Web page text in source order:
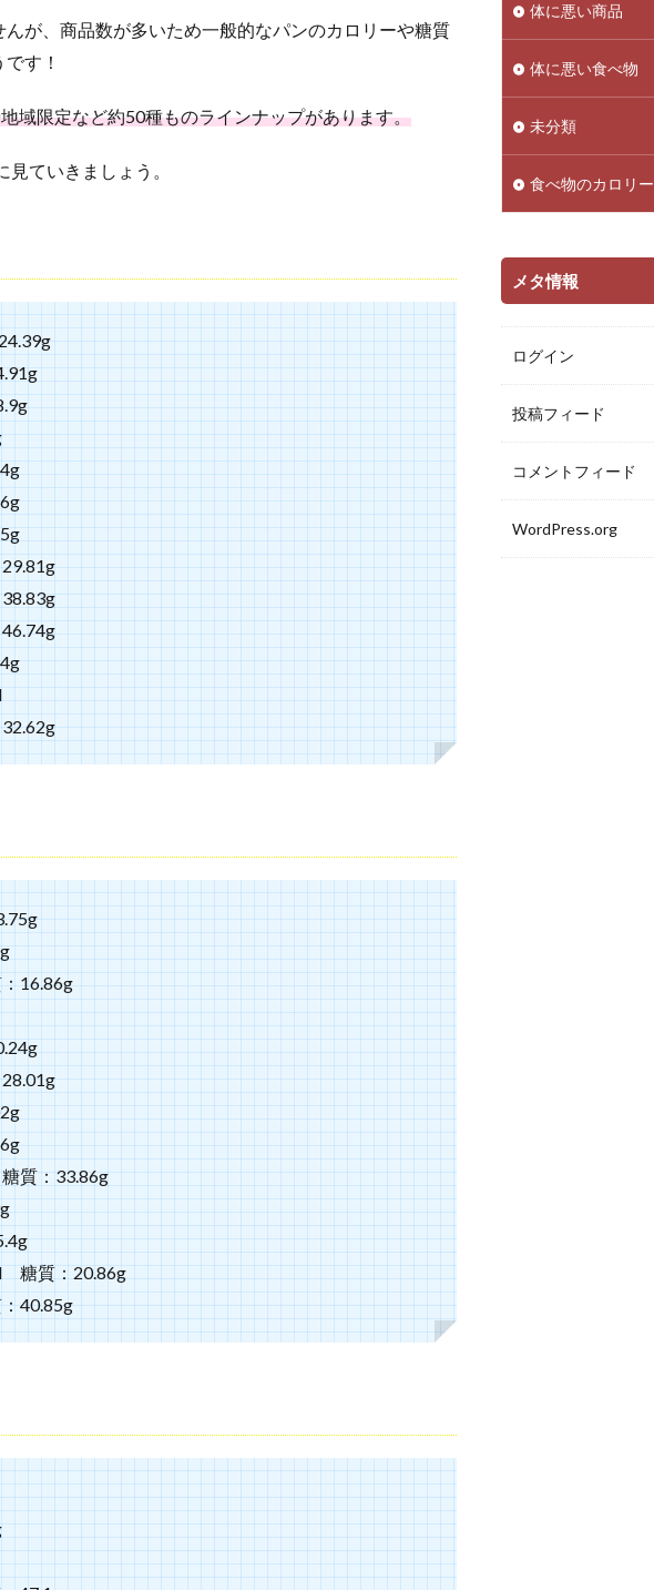
が、商品数が多いため一般的なパンのカロリーや糖質
す！
域限定など約50種ものラインナップがあります。
ていきましょう。
16.86g
質：33.86g
糖質：20.86g
40.85g
体に悪い商品
体に悪い食べ物
未分類
食べ物のカロリー
メタ情報
ログイン
投稿フィード
コメントフィード
WordPress.org